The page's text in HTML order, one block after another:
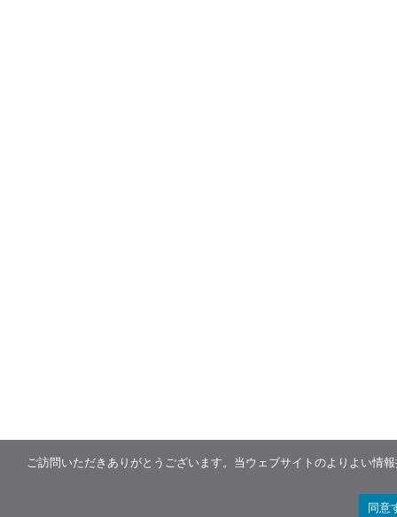
ご訪問いただきありがとうございます。当ウェブサイトのよりよい
同意